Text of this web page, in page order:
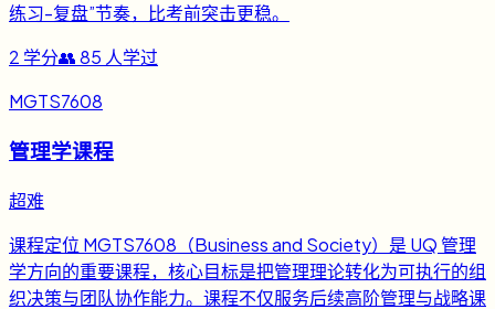
练习-复盘”节奏，比考前突击更稳。
2 学分👥85 人学过
MGTS7608
管理学课程
超难
课程定位 MGTS7608（Business and Society）是 UQ 管理
学方向的重要课程，核心目标是把管理理论转化为可执行的组
织决策与团队协作能力。课程不仅服务后续高阶管理与战略课